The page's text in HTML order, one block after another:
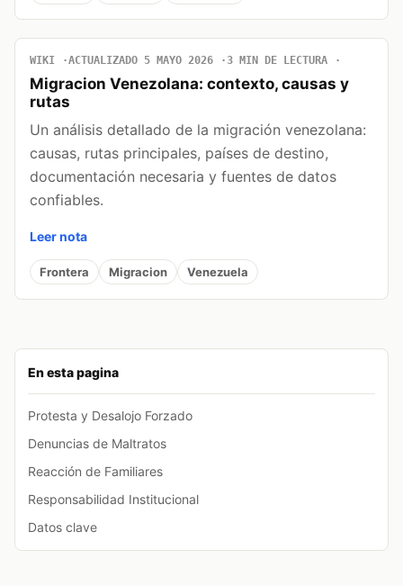
En esta pagina
Protesta y Desalojo Forzado
Denuncias de Maltratos
Reacción de Familiares
Responsabilidad Institucional
Datos clave
WIKI ACTUALIZADO 5 MAYO 2026 3 MIN DE LECTURA
Migracion Venezolana: contexto, causas y
rutas
Un análisis detallado de la migración venezolana:
causas, rutas principales, países de destino,
documentación necesaria y fuentes de datos
confiables.
Leer nota
Frontera Migracion Venezuela